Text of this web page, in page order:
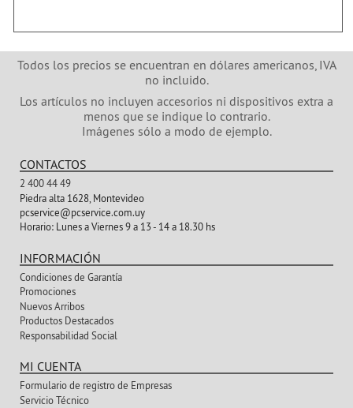
Todos los precios se encuentran en dólares americanos, IVA
no incluido.
Los artículos no incluyen accesorios ni dispositivos extra a
menos que se indique lo contrario.
Imágenes sólo a modo de ejemplo.
CONTACTOS
2 400 44 49
Piedra alta 1628, Montevideo
pcservice@pcservice.com.uy
Horario:Lunes a Viernes 9 a 13 - 14 a 18.30 hs
INFORMACIÓN
Condiciones de Garantía
Promociones
Nuevos Arribos
Productos Destacados
Responsabilidad Social
MI CUENTA
Formulario de registro de Empresas
Servicio Técnico